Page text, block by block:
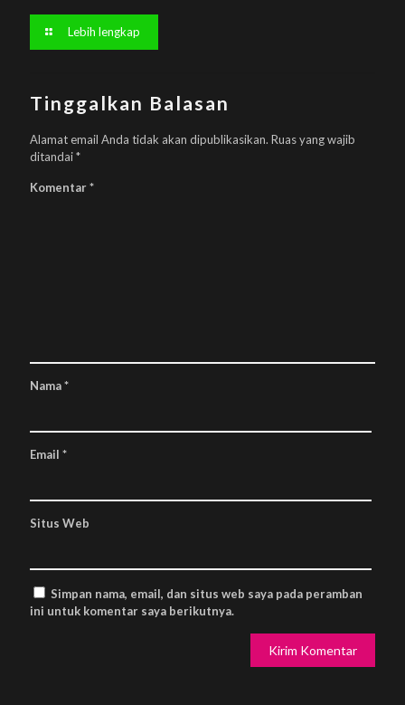
Lebih lengkap
Tinggalkan Balasan
Alamat email Anda tidak akan dipublikasikan. Ruas yang wajib
ditandai*
Komentar*
Nama*
Email *
Situs Web
Simpan nama, email, dan situs web saya pada peramban
ini untuk komentar saya berikutnya.